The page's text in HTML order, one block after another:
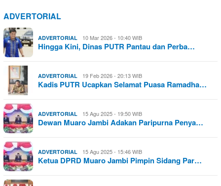
ADVERTORIAL
ADVERTORIAL 10 Mar 2026 - 10:40 WIB
Hingga Kini, Dinas PUTR Pantau dan Perba…
ADVERTORIAL 19 Feb 2026 - 20:13 WIB
Kadis PUTR Ucapkan Selamat Puasa Ramadha…
ADVERTORIAL 15 Agu 2025 - 19:50 WIB
Dewan Muaro Jambi Adakan Paripurna Penya…
ADVERTORIAL 15 Agu 2025 - 15:46 WIB
Ketua DPRD Muaro Jambi Pimpin Sidang Par…